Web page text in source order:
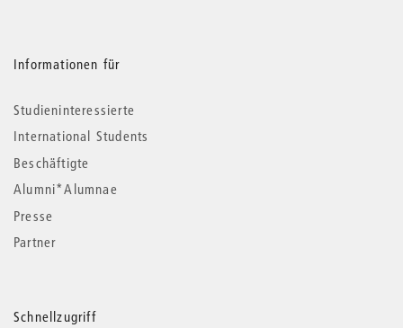
Informationen für
Studieninteressierte
International Students
Beschäftigte
Alumni*Alumnae
Presse
Partner
Schnellzugriff